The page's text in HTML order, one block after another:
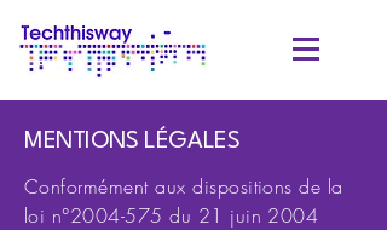
MENTIONS LÉGALES
​Conformément aux dispositions de la
loi n°2004-575 du 21 juin 2004